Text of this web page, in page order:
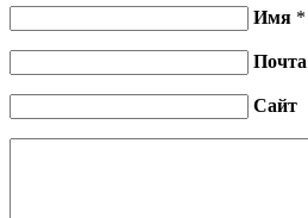
Имя *
Почта
Сайт